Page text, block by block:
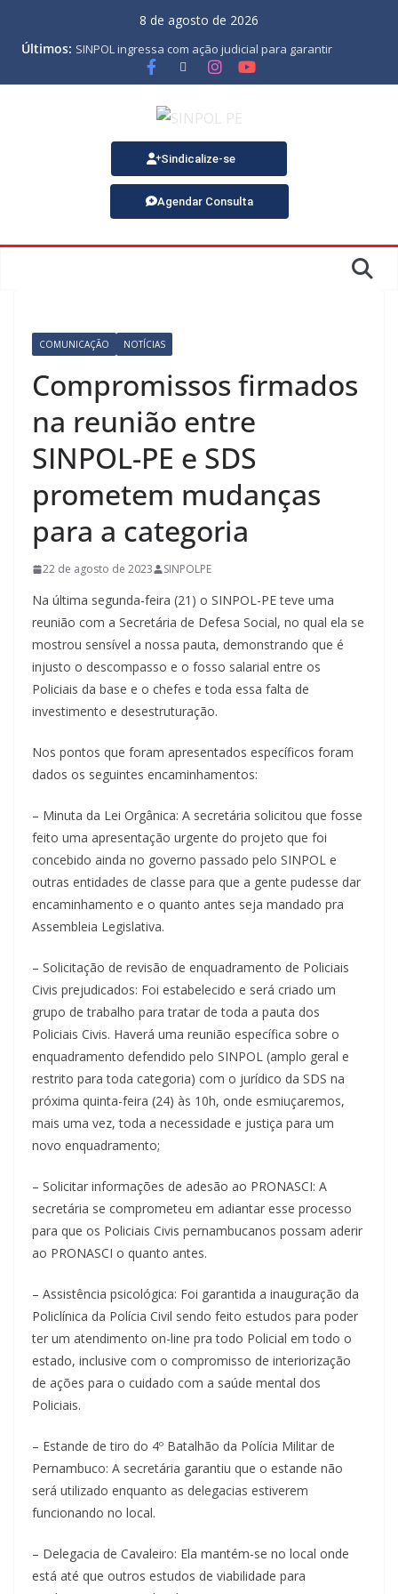
8 de agosto de 2026
Últimos: SINPOL ingressa com ação judicial para garantir
pagamento do PJES atrasado
ASSEMBLEIA GERAL ORDINÁRIA
MINUTA DA LEI ORGÂNICA
Nota de Pesar sobre o falecimento de Gonçalo, um dos
fundadores do SINPOL
SINPOL e CAMPOL promovem 2º Curso de Tiro Policial,
no dia 9 de outubro
Sindicalize-se
Agendar Consulta
COMUNICAÇÃO NOTÍCIAS
Compromissos firmados
na reunião entre
SINPOL-PE e SDS
prometem mudanças
para a categoria
22 de agosto de 2023 SINPOLPE
Na última segunda-feira (21) o SINPOL-PE teve uma
reunião com a Secretária de Defesa Social, no qual ela se
mostrou sensível a nossa pauta, demonstrando que é
injusto o descompasso e o fosso salarial entre os
Policiais da base e o chefes e toda essa falta de
investimento e desestruturação.
Nos pontos que foram apresentados específicos foram
dados os seguintes encaminhamentos:
– Minuta da Lei Orgânica: A secretária solicitou que fosse
feito uma apresentação urgente do projeto que foi
concebido ainda no governo passado pelo SINPOL e
outras entidades de classe para que a gente pudesse dar
encaminhamento e o quanto antes seja mandado pra
Assembleia Legislativa.
– Solicitação de revisão de enquadramento de Policiais
Civis prejudicados: Foi estabelecido e será criado um
grupo de trabalho para tratar de toda a pauta dos
Policiais Civis. Haverá uma reunião específica sobre o
enquadramento defendido pelo SINPOL (amplo geral e
restrito para toda categoria) com o jurídico da SDS na
próxima quinta-feira (24) às 10h, onde esmiuçaremos,
mais uma vez, toda a necessidade e justiça para um
novo enquadramento;
– Solicitar informações de adesão ao PRONASCI: A
secretária se comprometeu em adiantar esse processo
para que os Policiais Civis pernambucanos possam aderir
ao PRONASCI o quanto antes.
– Assistência psicológica: Foi garantida a inauguração da
Policlínica da Polícia Civil sendo feito estudos para poder
ter um atendimento on-line pra todo Policial em todo o
estado, inclusive com o compromisso de interiorização
de ações para o cuidado com a saúde mental dos
Policiais.
– Estande de tiro do 4º Batalhão da Polícia Militar de
Pernambuco: A secretária garantiu que o estande não
será utilizado enquanto as delegacias estiverem
funcionando no local.
– Delegacia de Cavaleiro: Ela mantém-se no local onde
está até que outros estudos de viabilidade para